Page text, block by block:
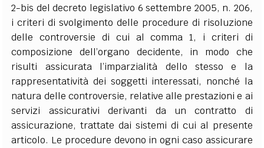
2-bis del decreto legislativo 6 settembre 2005, n. 206,
i criteri di svolgimento delle procedure di risoluzione
delle controversie di cui al comma 1, i criteri di
composizione dell’organo decidente, in modo che
risulti assicurata l’imparzialità dello stesso e la
rappresentatività dei soggetti interessati, nonché la
natura delle controversie, relative alle prestazioni e ai
servizi assicurativi derivanti da un contratto di
assicurazione, trattate dai sistemi di cui al presente
articolo. Le procedure devono in ogni caso assicurare